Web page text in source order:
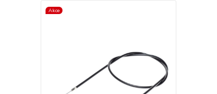
Akce